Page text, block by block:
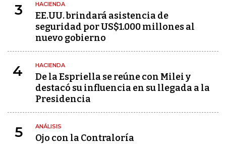
3 HACIENDA
EE.UU. brindará asistencia de
seguridad por US$1.000 millones al
nuevo gobierno
4 HACIENDA
De la Espriella se reúne con Milei y
destacó su influencia en su llegada a la
Presidencia
5 ANÁLISIS
Ojo con la Contraloría